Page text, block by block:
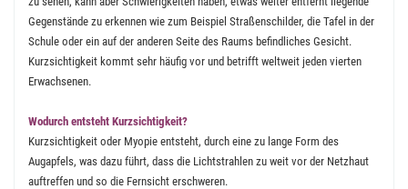
Gegenstände zu erkennen wie zum Beispiel Straßenschilder, die Tafel in der
Schule oder ein auf der anderen Seite des Raums befindliches Gesicht.
Kurzsichtigkeit kommt sehr häufig vor und betrifft weltweit jeden vierten
Erwachsenen.
Wodurch entsteht Kurzsichtigkeit?
Kurzsichtigkeit oder Myopie entsteht, durch eine zu lange Form des
Augapfels, was dazu führt, dass die Lichtstrahlen zu weit vor der Netzhaut
auftreffen und so die Fernsicht erschweren.